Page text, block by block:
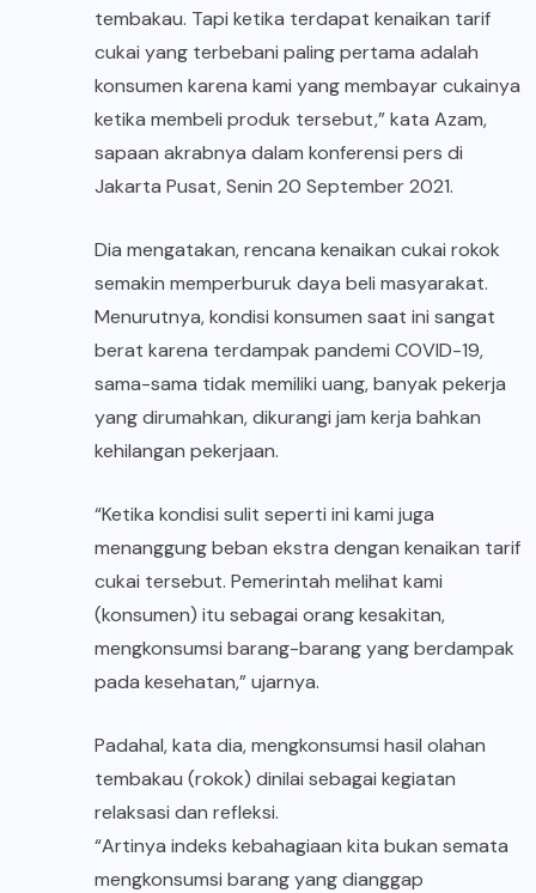
tembakau. Tapi ketika terdapat kenaikan tarif
cukai yang terbebani paling pertama adalah
konsumen karena kami yang membayar cukainya
ketika membeli produk tersebut,” kata Azam,
sapaan akrabnya dalam konferensi pers di
Jakarta Pusat, Senin 20 September 2021.
Dia mengatakan, rencana kenaikan cukai rokok
semakin memperburuk daya beli masyarakat.
Menurutnya, kondisi konsumen saat ini sangat
berat karena terdampak pandemi COVID-19,
sama-sama tidak memiliki uang, banyak pekerja
yang dirumahkan, dikurangi jam kerja bahkan
kehilangan pekerjaan.
“Ketika kondisi sulit seperti ini kami juga
menanggung beban ekstra dengan kenaikan tarif
cukai tersebut. Pemerintah melihat kami
(konsumen) itu sebagai orang kesakitan,
mengkonsumsi barang-barang yang berdampak
pada kesehatan,” ujarnya.
Padahal, kata dia, mengkonsumsi hasil olahan
tembakau (rokok) dinilai sebagai kegiatan
relaksasi dan refleksi.
“Artinya indeks kebahagiaan kita bukan semata
mengkonsumsi barang yang dianggap